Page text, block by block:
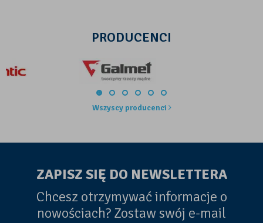
PRODUCENCI
Wszyscy producenci
ZAPISZ SIĘ DO NEWSLETTERA
Chcesz otrzymywać informacje o
nowościach? Zostaw swój e-mail